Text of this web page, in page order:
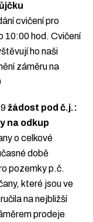
cvičení pro
10:00 hod. Cvičení
ho naši
záměru na
žádost pod č.j.:
na odkup
o celkové
době
pozemky p.č.
které jsou ve
na nejbližší
prodeje